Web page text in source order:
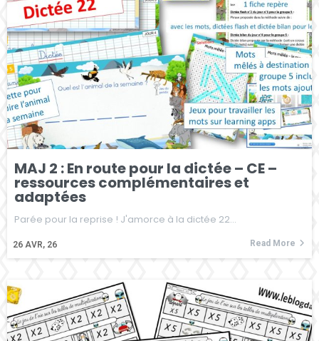
MAJ 2 : En route pour la dictée – CE –
ressources complémentaires et
adaptées
26 AVR, 26
Parée pour la reprise ! J'amorce à la dictée 22…
Read More